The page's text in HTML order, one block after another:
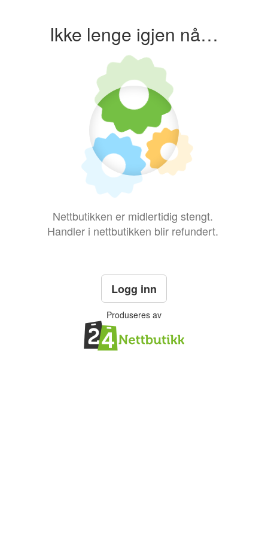
Ikke lenge igjen nå…
Nettbutikken er midlertidig stengt.
Handler i nettbutikken blir refundert.
Logg inn
Produseres av